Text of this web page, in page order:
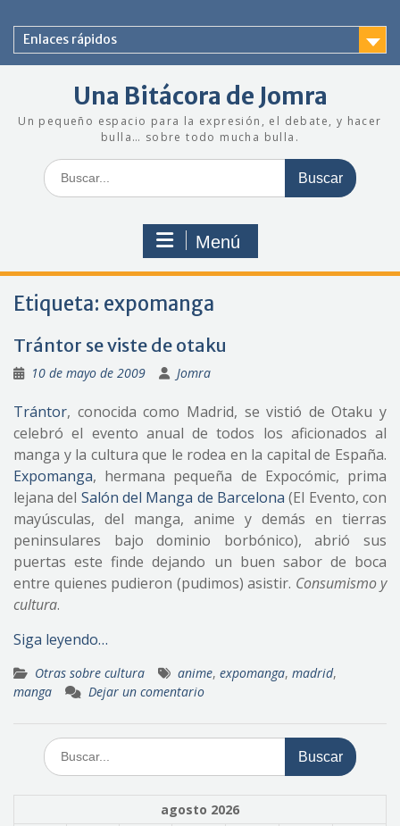
contenido
Enlaces rápidos
Una Bitácora de Jomra
Un pequeño espacio para la expresión, el debate, y hacer
bulla… sobre todo mucha bulla.
Buscar:
Menú
Etiqueta: expomanga
Trántor se viste de otaku
10 de mayo de 2009 Jomra
Trántor, conocida como Madrid, se vistió de Otaku y
celebró el evento anual de todos los aficionados al
manga y la cultura que le rodea en la capital de España.
Expomanga, hermana pequeña de Expocómic, prima
lejana del Salón del Manga de Barcelona (El Evento, con
mayúsculas, del manga, anime y demás en tierras
peninsulares bajo dominio borbónico), abrió sus
puertas este finde dejando un buen sabor de boca
entre quienes pudieron (pudimos) asistir. Consumismo y
cultura.
Siga leyendo…
Otras sobre cultura anime, expomanga, madrid,
manga
Dejar un comentario
Buscar:
agosto 2026